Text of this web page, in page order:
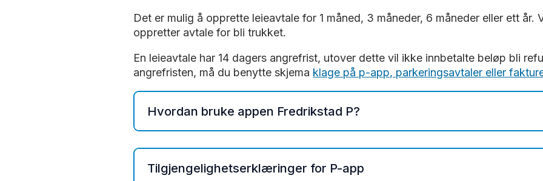
Det er mulig å opprette leieavtale for 1 måned, 3 måneder, 6 måneder eller ett
oppretter avtale for bli trukket.
En leieavtale har 14 dagers angrefrist, utover dette vil ikke innbetalte beløp bli
angrefristen, må du benytte skjema klage på p-app, parkeringsavtaler eller
Hvordan bruke appen Fredrikstad P?
Last ned appen Fredrikstad P på telefonen foriPhoneellerAndroid. Følg
bruker av
AutoPark
med person-, bil- og kortinformasjon og startdato for
Tilgjengelighetserklæringer for P-app